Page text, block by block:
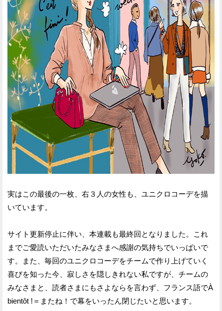
実はこの最後の一枚、右３人の女性も、ユニクロコーデを描
いています。
サイト更新停止に伴い、本連載も最終回となりました。これ
までご愛読いただいたみなさまへ感謝の気持ちでいっぱいで
す。また、毎回のユニクロコーデをチームで作り上げていく
喜びを知った今、寂しさを隠しきれない私ですが、チームの
みなさまと、読者さまにもさよならを言わず、フランス語でÀ
bientôt !＝またね！で幕をいったん閉じたいと思います。